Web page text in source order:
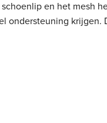
schoenlip en het mesh
ondersteuning krijgen.